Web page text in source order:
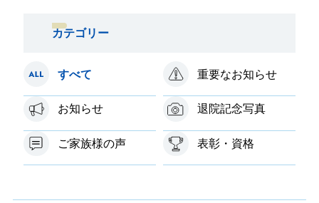
カテゴリー
すべて 重要なお知らせ
お知らせ 退院記念写真
ご家族様の声 表彰・資格